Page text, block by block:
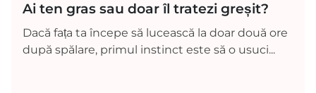
Ai ten gras sau doar îl tratezi greșit?
Dacă fața ta începe să lucească la doar două ore
după spălare, primul instinct este să o usuci...